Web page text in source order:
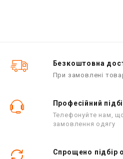
Безкоштовна
При замовлені
Професійний
Телефонуйте нам,
замовлення одягу
Спрощено підбір